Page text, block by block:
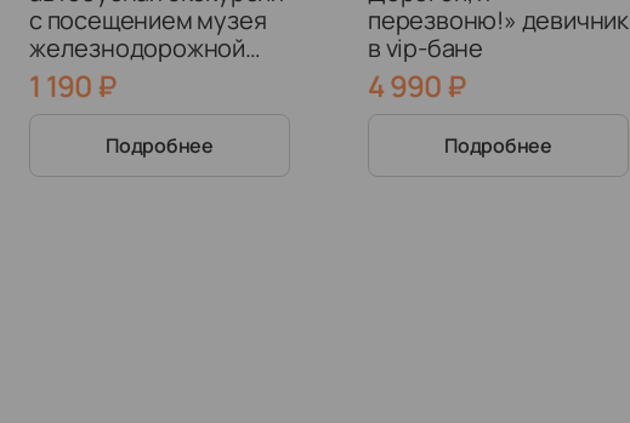
с посещением музея
железнодорожной
техники
1 190₽
Подробнее
перезвоню!» девичник
в vip-бане
4 990₽
Подробнее